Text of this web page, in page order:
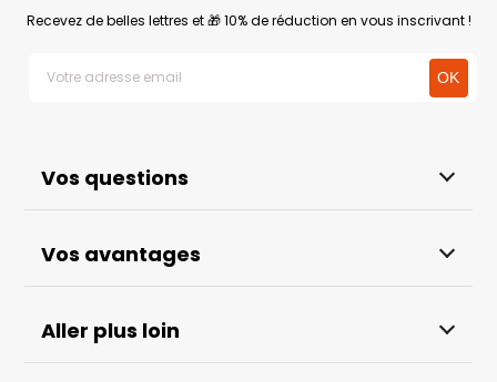
Vos questions
Vos avantages
Aller plus loin
Recevez de belles lettres et 🎁 10% de réduction en vous inscrivant !